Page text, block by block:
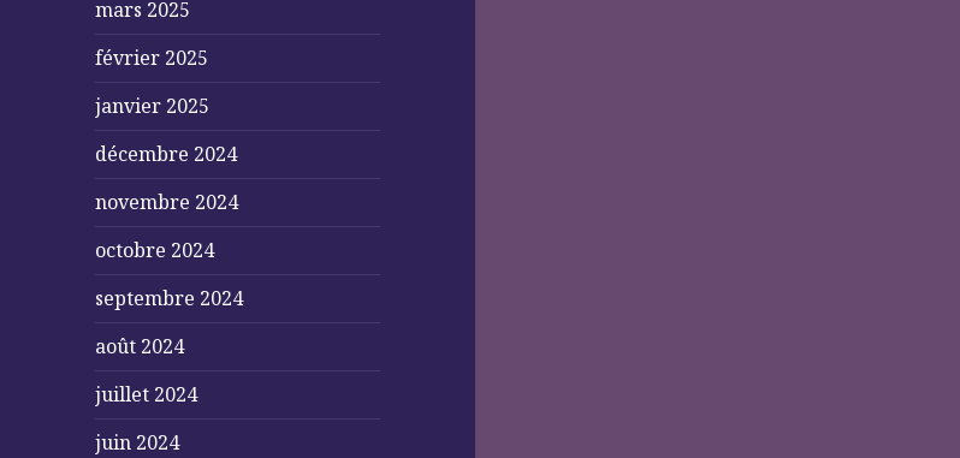
mars 2025
février 2025
janvier 2025
décembre 2024
novembre 2024
octobre 2024
septembre 2024
août 2024
juillet 2024
juin 2024